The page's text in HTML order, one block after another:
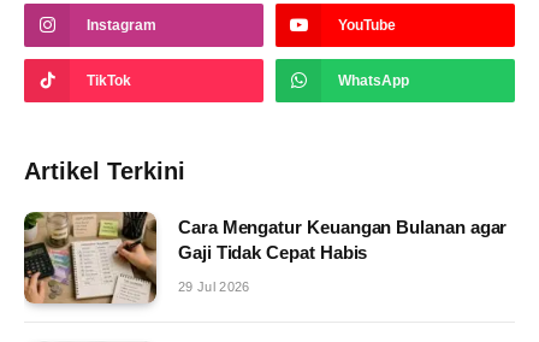
Instagram YouTube
TikTok WhatsApp
Artikel Terkini
Cara Mengatur Keuangan Bulanan agar
Gaji Tidak Cepat Habis
29 Jul 2026